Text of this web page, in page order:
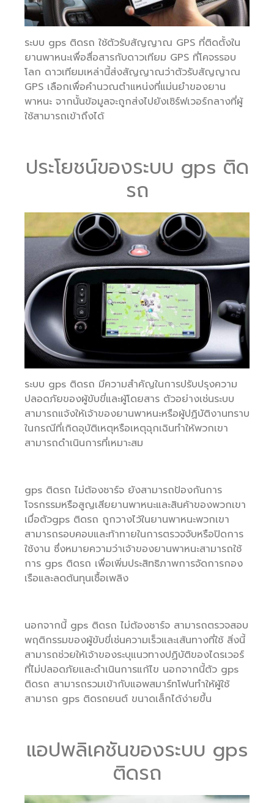
ระบบ gps ติดรถ ใช้ตัวรับสัญญาณ GPS ที่ติดตั้งใน
ยานพาหนะเพื่อสื่อสารกับดาวเทียม GPS ที่โคจรรอบ
โลก ดาวเทียมเหล่านี้ส่งสัญญาณว่าตัวรับสัญญาณ
GPS เลือกเพื่อคำนวณตำแหน่งที่แม่นยำของยาน
พาหนะ จากนั้นข้อมูลจะถูกส่งไปยังเซิร์ฟเวอร์กลางที่ผู้
ใช้สามารถเข้าถึงได้
ประโยชน์ของระบบ gps ติด
รถ
ระบบ gps ติดรถ มีความสำคัญในการปรับปรุงความ
ปลอดภัยของผู้ขับขี่และผู้โดยสาร ตัวอย่างเช่นระบบ
สามารถแจ้งให้เจ้าของยานพาหนะหรือผู้ปฏิบัติงานทราบ
ในกรณีที่เกิดอุบัติเหตุหรือเหตุฉุกเฉินทำให้พวกเขา
สามารถดำเนินการที่เหมาะสม
gps ติดรถ ไม่ต้องชาร์จ ยังสามารถป้องกันการ
โจรกรรมหรือสูญเสียยานพาหนะและสินค้าของพวกเขา
เมื่อตัวgps ติดรถ ถูกวางไว้ในยานพาหนะพวกเขา
สามารถรอบคอบและท้าทายในการตรวจจับหรือปิดการ
ใช้งาน ซึ่งหมายความว่าเจ้าของยานพาหนะสามารถใช้
การ gps ติดรถ เพื่อเพิ่มประสิทธิภาพการจัดการกอง
เรือและลดต้นทุนเชื้อเพลิง
นอกจากนี้ gps ติดรถ ไม่ต้องชาร์จ สามารถตรวจสอบ
พฤติกรรมของผู้ขับขี่เช่นความเร็วและเส้นทางที่ใช้ สิ่งนี้
สามารถช่วยให้เจ้าของระบุแนวทางปฏิบัติของไดรเวอร์
ที่ไม่ปลอดภัยและดำเนินการแก้ไข นอกจากนี้ตัว gps
ติดรถ สามารถรวมเข้ากับแอพสมาร์ทโฟนทำให้ผู้ใช้
สามารถ gps ติดรถยนต์ ขนาดเล็กได้ง่ายขึ้น
แอปพลิเคชันของระบบ gps
ติดรถ